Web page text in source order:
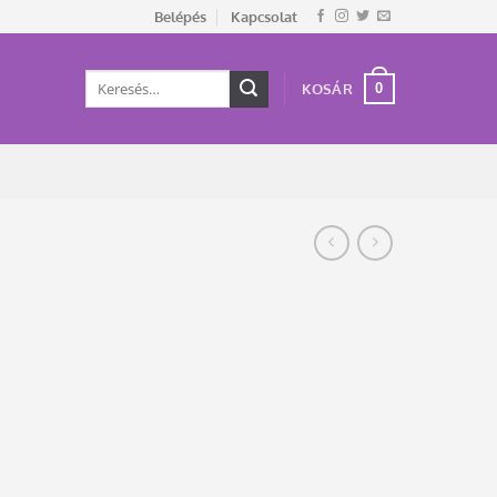
Belépés Kapcsolat
Keresés
KOSÁR 0